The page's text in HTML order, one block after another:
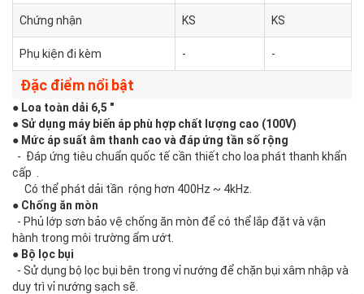
Chứng nhận KS KS
Phụ kiện đi kèm - -
Đặc điểm nổi bật
● Loa toàn dải 6,5 "
● Sử dụng máy biến áp phù hợp chất lượng cao (100V)
● Mức áp suất âm thanh cao và đáp ứng tần số rộng
- Đáp ứng tiêu chuẩn quốc tế cần thiết cho loa phát thanh khẩn
cấp .
Có thể phát dải tần rộng hơn 400Hz ~ 4kHz.
● Chống ăn mòn
- Phủ lớp sơn bảo vệ chống ăn mòn để có thể lắp đặt và vận
hành trong môi trường ẩm ướt.
● Bộ lọc bụi
- Sử dụng bộ lọc bụi bên trong vỉ nướng để chặn bụi xâm nhập và
duy trì vỉ nướng sạch sẽ.